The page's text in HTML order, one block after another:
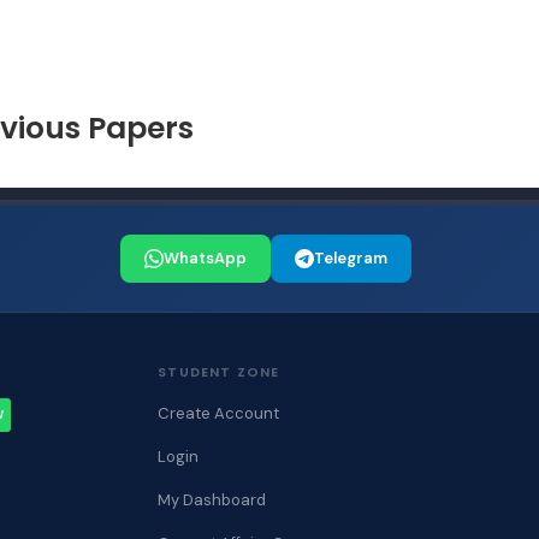
Papers
WhatsApp Telegram
STUDENT ZONE
Create Account
Login
My Dashboard